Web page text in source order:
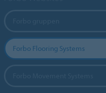
Forbo Flooring Systems